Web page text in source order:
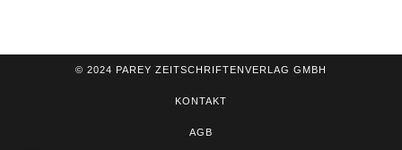
© 2024 PAREY ZEITSCHRIFTENVERLAG GMBH
KONTAKT
AGB